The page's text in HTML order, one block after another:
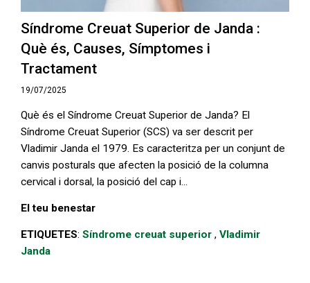
Síndrome Creuat Superior de Janda :
Què és, Causes, Símptomes i
Tractament
19/07/2025
Què és el Síndrome Creuat Superior de Janda? El
Síndrome Creuat Superior (SCS) va ser descrit per
Vladimir Janda el 1979. Es caracteritza per un conjunt de
canvis posturals que afecten la posició de la columna
cervical i dorsal, la posició del cap i...
El teu benestar
ETIQUETES: Síndrome creuat superior , Vladimir
Janda